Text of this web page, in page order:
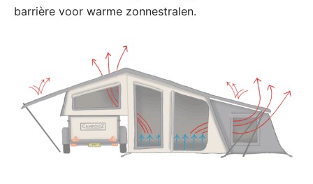
barrière voor warme zonnestralen.